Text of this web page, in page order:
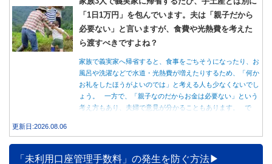
「1日1万円」を包んでいます。夫は「親子だから
必要ない」と言いますが、食費や光熱費を考えた
ら渡すべきですよね？
家族で義実家へ帰省すると、食事をごちそうになったり、お
風呂や洗濯などで水道・光熱費が増えたりするため、「何か
お礼をしたほうがよいのでは」と考える人も少なくないでし
ょう。 一方で、「親子なのだからお金は必要ない」という
考え方もあり、夫婦で意見が分かることもあります。 で
ます。
更新日:2026.08.06
「未利用口座管理手数料」の発生を防ぐ方法